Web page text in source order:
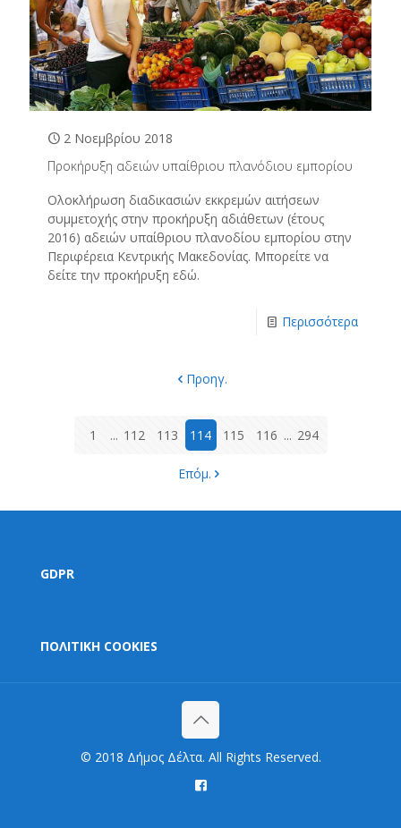
2 Νοεμβρίου 2018
Προκήρυξη αδειών υπαίθριου πλανόδιου εμπορίου
Ολοκλήρωση διαδικασιών εκκρεμών αιτήσεων
συμμετοχής στην προκήρυξη αδιάθετων (έτους
2016) αδειών υπαίθριου πλανοδίου εμπορίου στην
Περιφέρεια Κεντρικής Μακεδονίας. Μπορείτε να
δείτε την προκήρυξη εδώ.
Περισσότερα
Προηγ.
1 ... 112 113 114 115 116 ... 294
Επόμ.
GDPR
ΠΟΛΙΤΙΚΗ COOKIES
© 2018 Δήμος Δέλτα. All Rights Reserved.